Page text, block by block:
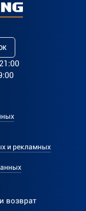
и рекламных
возврат